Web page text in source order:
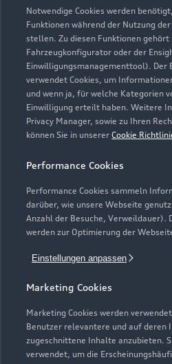
Notwendige Cookies werden
Funktionen während der Nutzung
stellen. Zu diesen Funktionen gehört
Fahrzeugkonfigurator oder der
Einwilligungsmanagementtool). Der
verwendet Cookies, um
und wenn ja, für welche Kategorien
Einwilligung erteilt haben. Weitere
Privacy Manager, sowie zu Ihren
können Sie in unserer Cookie
Performance Cookies
Performance Cookies sammeln
darüber, wie unsere Webseite
Anzahl der Besuche, Verweildauer).
werden zur Optimierung der
Einstellungen anpassen
Marketing Cookies
Marketing Cookies werden
Benutzer relevantere und auf deren
zugeschnittene Inhalte anzubieten.
verwendet, um die
Modelle
Alle Modelle
Modelle vergleichen
Elektromodelle
Plug-in-Hybride
Kaufen & leasen
Gebrauchtwagensuche
Gebrauchtwagen
Finanzierung
Aktionen & Angebote
Geschäftskunden
Service & Zubehör
Audi Services
Garantie
Audi digital services
myAudi
Kundenservice
Audi Online Beratung
Online-Terminvereinbarung
Über Audi
Unternehmen
Karriere
Investor Relations
Presse & Media Center
© 2026 AUDI AG. Alle Rechte
Impressum Rechtliches